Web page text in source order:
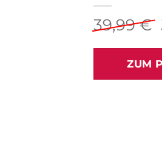
39,99€
ZUM